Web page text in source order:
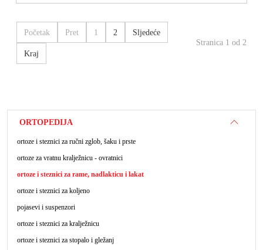
Početak Pret 1 2 Sljedeće
Kraj
Stranica 1 od 2
ORTOPEDIJA
ortoze i steznici za ručni zglob, šaku i prste
ortoze za vratnu kralježnicu - ovratnici
ortoze i steznici za rame, nadlakticu i lakat
ortoze i steznici za koljeno
pojasevi i suspenzori
ortoze i steznici za kralježnicu
ortoze i steznici za stopalo i gležanj